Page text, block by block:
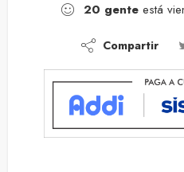
20 gente está
Compartir